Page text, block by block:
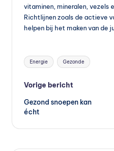
vitaminen, mineralen, vezels
Richtlijnen zoals de actieve
helpen bij het maken van de
Tags:
Energie Gezonde
Bericht
navigatie
Vorige bericht
Gezond snoepen kan
écht